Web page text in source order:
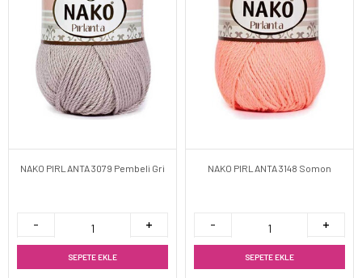
NAKO PIRLANTA 3079 Pembeli Gri
SEPETE EKLE
NAKO PIRLANTA 3148 Somon
SEPETE EKLE